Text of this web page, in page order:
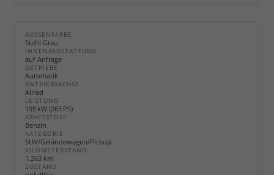
AUSSENFARBE
Stahl Grau
INNENAUSSTATTUNG
auf Anfrage
GETRIEBE
Automatik
ANTRIEBSACHSE
Allrad
LEISTUNG
195 kW (265 PS)
KRAFTSTOFF
Benzin
KATEGORIE
SUV/Geländewagen/Pickup
KILOMETERSTAND
1.263 km
ZUSTAND